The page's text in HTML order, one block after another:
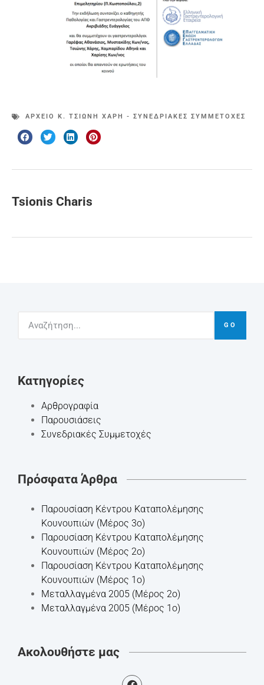
ΑΡΧΕΊΟ Κ. ΤΣΙΏΝΗ ΧΆΡΗ - ΣΥΝΕΔΡΙΑΚΈΣ ΣΥΜΜΕΤΟΧΈΣ
Tsionis Charis
GO
Kατηγορίες
Αρθρογραφία
Παρουσιάσεις
Συνεδριακές Συμμετοχές
Πρόσφατα Άρθρα
Παρουσίαση Κέντρου Καταπολέμησης
Κουνουπιών (Μέρος 3ο)
Παρουσίαση Κέντρου Καταπολέμησης
Κουνουπιών (Μέρος 2ο)
Παρουσίαση Κέντρου Καταπολέμησης
Κουνουπιών (Μέρος 1ο)
Mεταλλαγμένα 2005 (Μέρος 2ο)
Mεταλλαγμένα 2005 (Μέρος 1ο)
Ακολουθήστε μας